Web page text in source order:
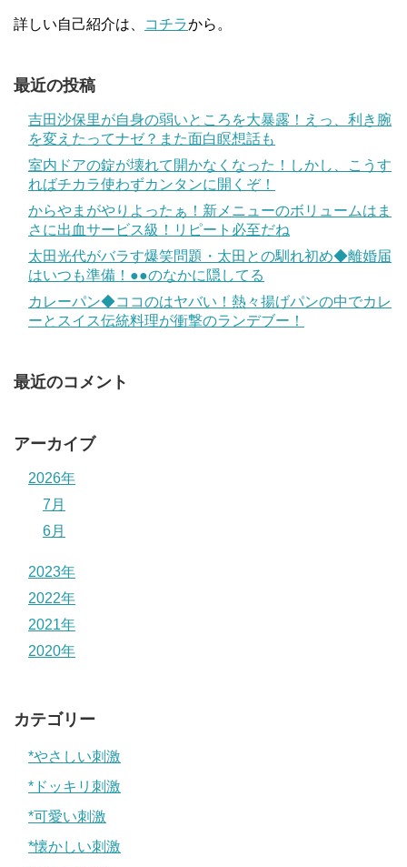
詳しい自己紹介は、 コチラから。
最近の投稿
吉田沙保里が自身の弱いところを大暴露！えっ、利き腕
を変えたってナゼ？また面白瞑想話も
室内ドアの錠が壊れて開かなくなった！しかし、こうす
ればチカラ使わずカンタンに開くぞ！
からやまがやりよったぁ！新メニューのボリュームはま
さに出血サービス級！リピート必至だね
太田光代がバラす爆笑問題・太田との馴れ初め◆離婚届
はいつも準備！●●のなかに隠してる
カレーパン◆ココのはヤバい！熱々揚げパンの中でカレ
ーとスイス伝統料理が衝撃のランデブー！
最近のコメント
アーカイブ
2026年
7月
6月
2023年
2022年
2021年
2020年
カテゴリー
*やさしい刺激
*ドッキリ刺激
*可愛い刺激
*懐かしい刺激